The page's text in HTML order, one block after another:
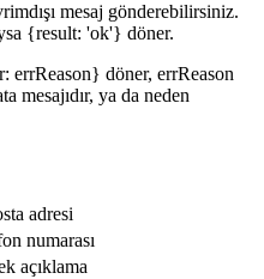
mesaj gönderebilirsiniz.
{result: 'ok'} döner.
errReason} döner, errReason
mesajıdır, ya da neden
adresi
numarası
açıklama